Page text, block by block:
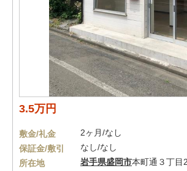
3.5万円
敷金/礼金
2ヶ月/なし
保証金/敷引
なし/なし
所在地
岩手県盛岡市本町通３丁目